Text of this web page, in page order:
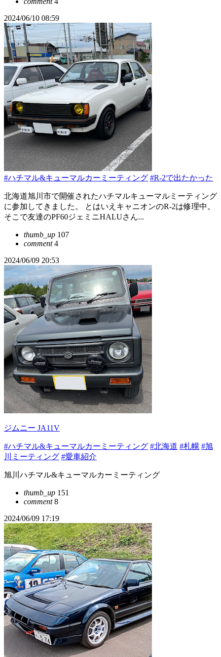
2024/06/10 08:59
#ハチマル&キューマルカーミーティング #R-2で出たかった
北海道旭川市で開催されたハチマルキューマルミーティング
に参加してきました。 とはいえキャニオンのR-2は修理中。
そこで友達のPF60ジェミニHALUさん...
thumb_up 107
comment4
2024/06/09 20:53
ジムニー JA11V
#ハチマル&キューマルカーミーティング #北海道 #札幌 #旭
川ミーティング #愛車紹介
旭川ハチマル&キューマルカーミーティング
thumb_up 151
comment8
2024/06/09 17:19